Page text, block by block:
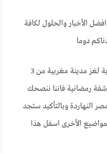
الأخبار والحلول لكافة
دوما
اذا لم تجد اي اجابة كاملة حول اجابة لغز مدينة مغربية من 3
لعبة رشفة رمضانية فاننا ننصحك
النهاردة وبالتأكيد ستجد
الأخرى اسفل هذا